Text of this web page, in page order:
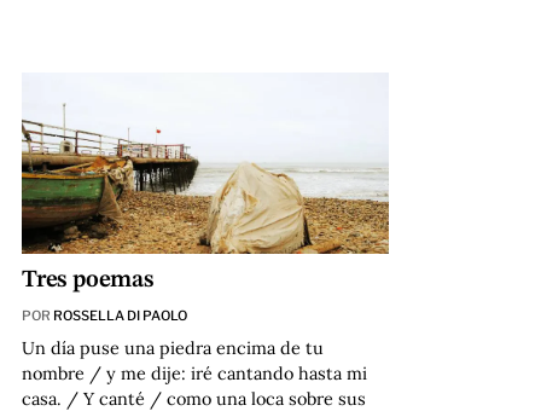
Tres poemas
POR ROSSELLA DI PAOLO
Un día puse una piedra encima de tu
nombre / y me dije: iré cantando hasta mi
casa. / Y canté / como una loca sobre sus